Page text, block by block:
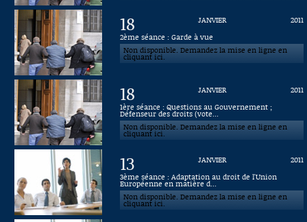
18 JANVIER
2011
2ème séance : Garde à vue
Non disponible. Demandez la mise en ligne en
cliquant ici.
18 JANVIER
2011
1ère séance : Questions au Gouvernement ;
Défenseur des droits (vote...
Non disponible. Demandez la mise en ligne en
cliquant ici.
13 JANVIER
2011
3ème séance : Adaptation au droit de l'Union
Européenne en matière d...
Non disponible. Demandez la mise en ligne en
cliquant ici.